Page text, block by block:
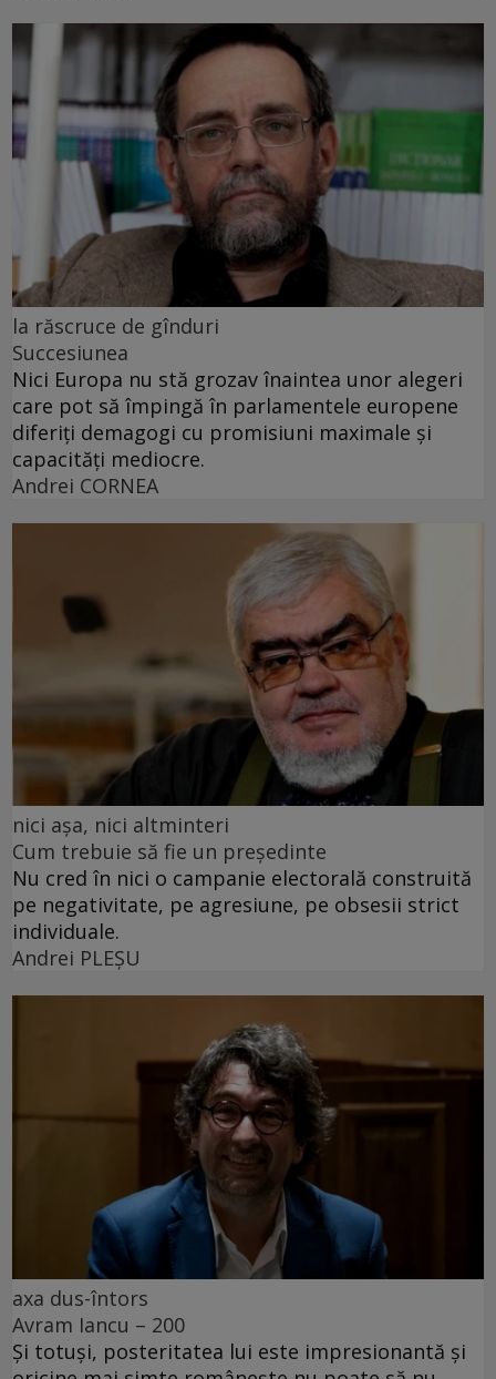
la răscruce de gînduri
Succesiunea
Nici Europa nu stă grozav înaintea unor alegeri
care pot să împingă în parlamentele europene
diferiți demagogi cu promisiuni maximale și
capacități mediocre.
Andrei CORNEA
nici așa, nici altminteri
Cum trebuie să fie un președinte
Nu cred în nici o campanie electorală construită
pe negativitate, pe agresiune, pe obsesii strict
individuale.
Andrei PLEŞU
axa dus-întors
Avram Iancu – 200
Și totuși, posteritatea lui este impresionantă și